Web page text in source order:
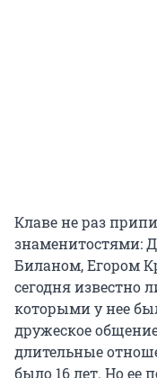
Клаве не раз
знаменитостями:
Биланом, Егором
сегодня известно
которыми у нее
дружеское
длительные
было 16 лет. Но ее